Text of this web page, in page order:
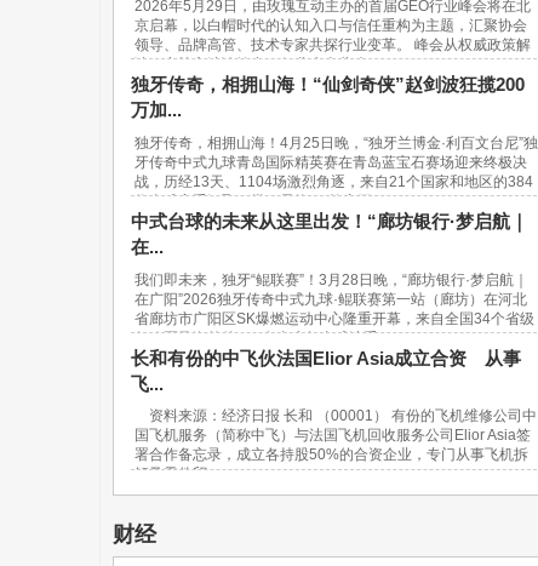
2026年5月29日，由玫瑰互动主办的首届GEO行业峰会将在北
京启幕，以白帽时代的认知入口与信任重构为主题，汇聚协会
领导、品牌高管、技术专家共探行业变革。 峰会从权威政策解
读、实战方法论输出、行业生态共建...
独牙传奇，相拥山海！“仙剑奇侠”赵剑波狂揽200
万加...
独牙传奇，相拥山海！4月25日晚，“独牙兰博金·利百文台尼”独
牙传奇中式九球青岛国际精英赛在青岛蓝宝石赛场迎来终极决
战，历经13天、1104场激烈角逐，来自21个国家和地区的384
位台球高手汇聚一堂，最终，“软塞王...
中式台球的未来从这里出发！“廊坊银行·梦启航｜
在...
我们即未来，独牙“鲲联赛”！3月28日晚，“廊坊银行·梦启航｜
在广阳”2026独牙传奇中式九球·鲲联赛第一站（廊坊）在河北
省廊坊市广阳区SK爆燃运动中心隆重开幕，来自全国34个省级
行政区及海外的940名青少年台球选手...
长和有份的中飞伙法国Elior Asia成立合资 从事
飞...
资料来源：经济日报 长和 （00001） 有份的飞机维修公司中
国飞机服务（简称中飞）与法国飞机回收服务公司Elior Asia签
署合作备忘录，成立各持股50%的合资企业，专门从事飞机拆
解及零件贸...
财经